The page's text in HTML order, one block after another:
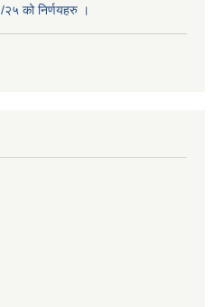
२५ को निर्णयहरु ।